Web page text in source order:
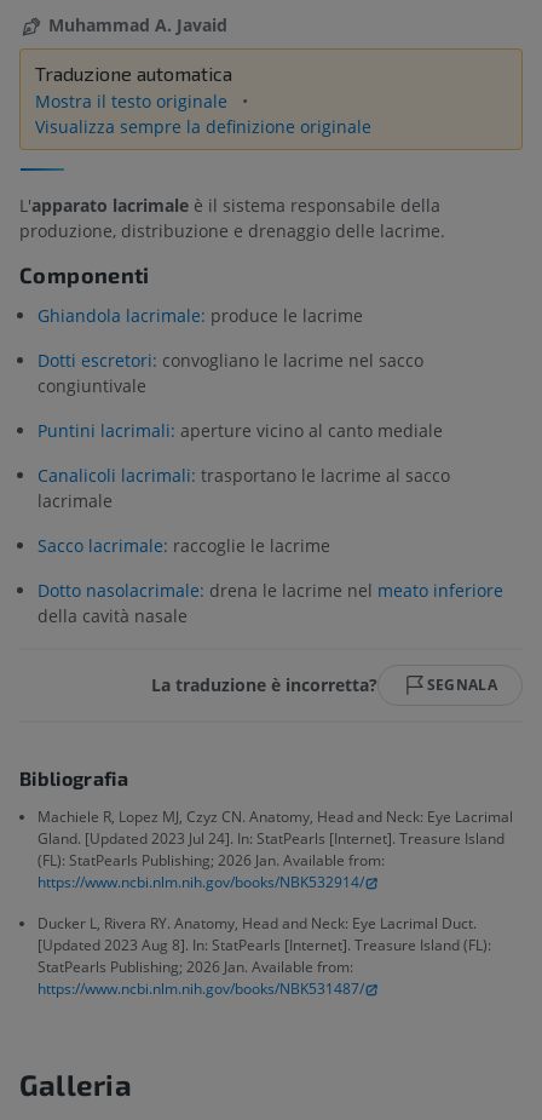
Muhammad A. Javaid
Traduzione automatica
Mostra il testo originale
Visualizza sempre la definizione originale
L'apparato lacrimale è il sistema responsabile della
produzione, distribuzione e drenaggio delle lacrime.
Componenti
Ghiandola lacrimale: produce le lacrime
Dotti escretori: convogliano le lacrime nel sacco
congiuntivale
Puntini lacrimali: aperture vicino al canto mediale
Canalicoli lacrimali: trasportano le lacrime al sacco
lacrimale
Sacco lacrimale: raccoglie le lacrime
Dotto nasolacrimale: drena le lacrime nel meato inferiore
della cavità nasale
La traduzione è incorretta? SEGNALA
Bibliografia
Machiele R, Lopez MJ, Czyz CN. Anatomy, Head and Neck: Eye Lacrimal
Gland. [Updated 2023 Jul 24]. In: StatPearls [Internet]. Treasure Island
(FL): StatPearls Publishing; 2026 Jan. Available from:
https://www.ncbi.nlm.nih.gov/books/NBK532914/
Ducker L, Rivera RY. Anatomy, Head and Neck: Eye Lacrimal Duct.
[Updated 2023 Aug 8]. In: StatPearls [Internet]. Treasure Island (FL):
StatPearls Publishing; 2026 Jan. Available from:
https://www.ncbi.nlm.nih.gov/books/NBK531487/
Galleria